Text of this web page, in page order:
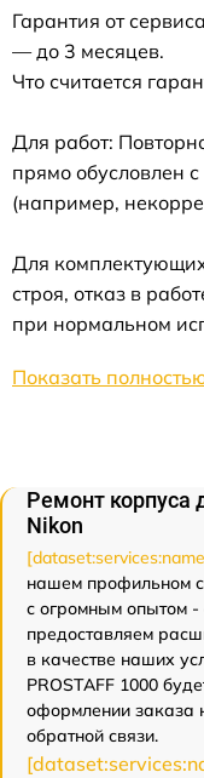
Гарантия от
— до 3 месяцев.
Что считается
Для работ:
прямо обусловлен
(например,
Для
строя, отказ в
при нормальном
Показать
Ремонт корпуса
Nikon
нашем профильном
с огромным опытом -
предоставляем
в качестве наших
PROSTAFF 1000
оформлении заказа
обратной связи.